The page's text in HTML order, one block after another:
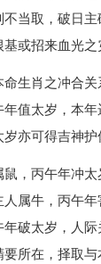
不当取，破日
或招来血光之
命生肖之冲合
年值太岁，本
亦可得吉神护
鼠，丙午年冲
人属牛，丙午
年破太岁，人
要所在，择取与